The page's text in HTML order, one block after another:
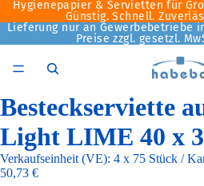
Hygienepapier & Servietten für
Günstig. Schnell.
Lieferung nur an Gewerbebetriebe
Preise zzgl. gesetzl.
Besteckserviette
Light LIME 40 x
Verkaufseinheit (VE): 4 x 75 Stück /
50,73 €